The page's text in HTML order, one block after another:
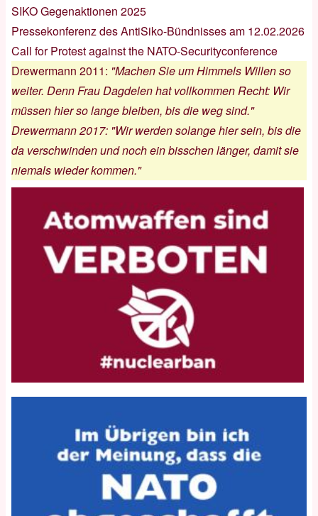
SIKO Gegenaktionen 2025
Pressekonferenz des AntiSiko-Bündnisses am 12.02.2026
Call for Protest against the NATO-Securityconference
Drewermann 2011: "Machen Sie um Himmels Willen so
weiter. Denn Frau Dagdelen hat vollkommen Recht: Wir
müssen hier so lange bleiben, bis die weg sind."
Drewermann 2017: "Wir werden solange hier sein, bis die
da verschwinden und noch ein bisschen länger, damit sie
niemals wieder kommen."